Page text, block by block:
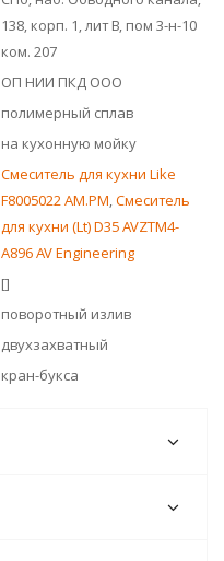
138, корп. 1, лит В, пом 3-н-10
ком. 207
ОП НИИ ПКД ООО
полимерный сплав
на кухонную мойку
Смеситель для кухни Like
F8005022 AM.PM,Смеситель
для кухни (Lt) D35 AVZTM4-
A896 AV Engineering
[]
поворотный излив
двухзахватный
кран-букса